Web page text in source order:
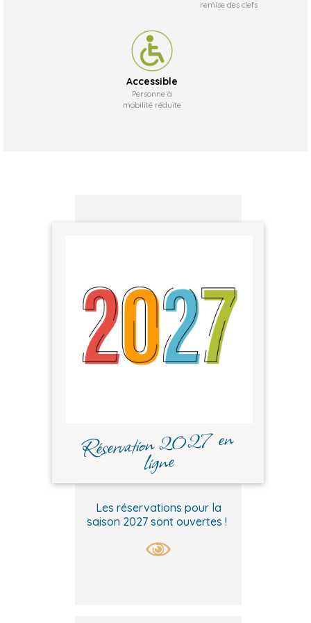
remise des clefs
Accessible
Personne à
mobilité réduite
Réservation 2027 en
ligne
Les réservations pour la
saison 2027 sont ouvertes !